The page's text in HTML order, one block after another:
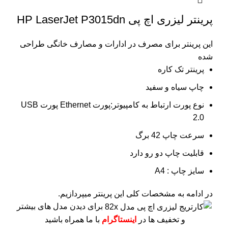
پرینتر لیزری اچ پی HP LaserJet P3015dn
این پرینتر برای مصرف در ادارات و مصارف خانگی طراحی
شده
پرینتر تک کاره
چاپ سیاه و سفید
نوع پورت ارتباط به کامپیوتر:پورت Ethernet پورت USB
2.0
سرعت چاپ 42 برگ
قابلیت چاپ دو رو دارد
سایز چاپ : A4
در ادامه به مشخصات کلی این پرینتر میپردازیم.
برای دیدن مدل های بیشتر
و تخفیف ها در
اینستاگرام با ما همراه باشید